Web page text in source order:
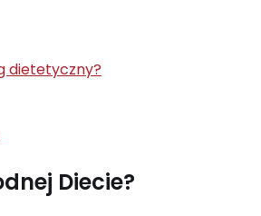
dietetyczny?
Diecie?